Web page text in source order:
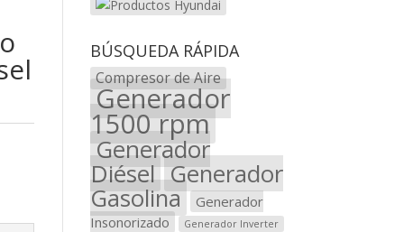
BÚSQUEDA RÁPIDA
Compresor de Aire
Generador
1500 rpm
Generador
Diésel Generador
Gasolina
Generador
Insonorizado
Generador Inverter